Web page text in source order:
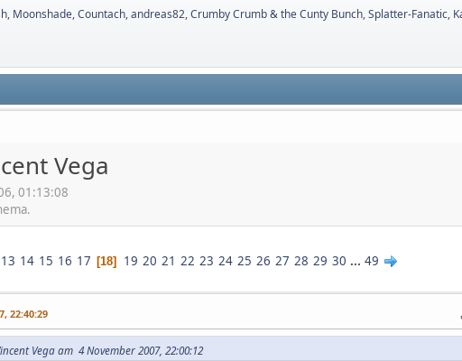
, Moonshade,Countach,andreas82,Crumby Crumb & the Cunty Bunch,Splatter-Fanatic,
Vega
01:13:08
13 14 15 16 17 18 19 20 21 22 23 24 25 26 27 28 29 30 ... 49
22:40:29
Vega am 4 November 2007, 22:00:12